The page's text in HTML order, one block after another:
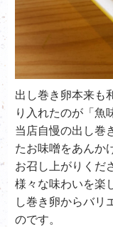
出し巻き卵本来も
り入れたのが「魚
当店自慢の出し巻
たお味噌をあんか
お召し上がりくだ
様々な味わいを楽
し巻き卵からバリ
のです。